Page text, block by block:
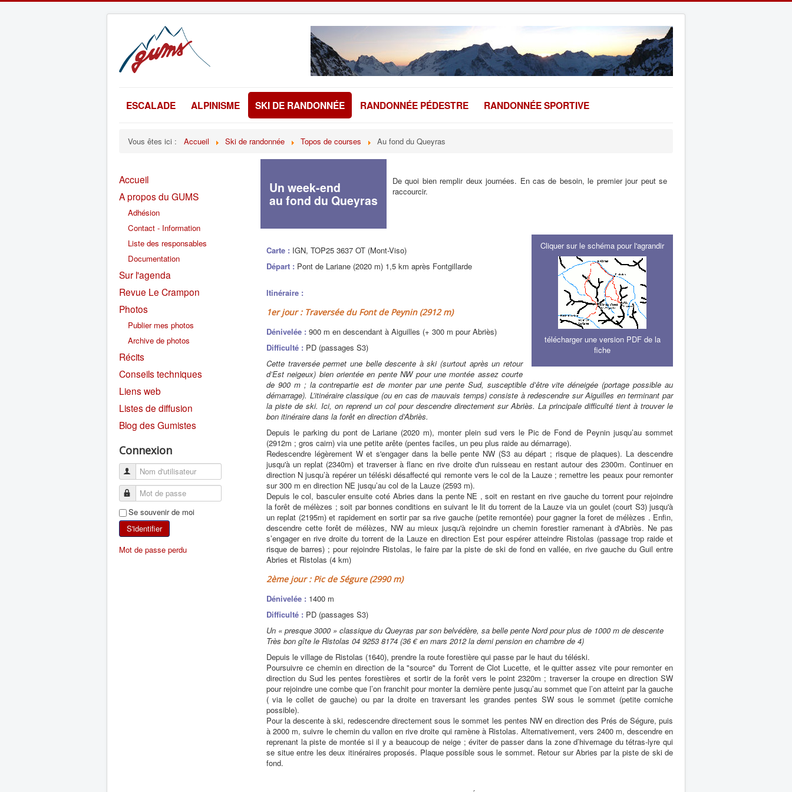
ESCALADE ALPINISME SKI DE RANDONNÉE RANDONNÉE PÉDESTRE RANDONNÉE SPORTIVE
Vous êtes ici : Accueil Ski de randonnée Topos de courses Au fond du Queyras
Accueil
A propos du GUMS
Adhésion
Contact - Information
Liste des responsables
Documentation
Sur l'agenda
Revue Le Crampon
Photos
Publier mes photos
Archive de photos
Récits
Conseils techniques
Liens web
Listes de diffusion
Blog des Gumistes
Connexion
Se souvenir de moi
S'identifier
Mot de passe perdu
Un week-end
au fond du Queyras
De quoi bien remplir deux journées. En cas de besoin, le premier jour peut se
raccourcir.
Cliquer sur le schéma pour l'agrandir
télécharger une version PDF de la
fiche
Carte : IGN, TOP25 3637 OT (Mont-Viso)
Départ : Pont de Lariane (2020 m) 1,5 km après Fontgillarde
Itinéraire :
1er jour : Traversée du Font de Peynin (2912 m)
Dénivelée : 900 m en descendant à Aiguilles (+ 300 m pour Abriès)
Difficulté : PD (passages S3)
Cette traversée permet une belle descente à ski (surtout après un retour
d’Est neigeux) bien orientée en pente NW pour une montée assez courte
de 900 m ; la contrepartie est de monter par une pente Sud, susceptible d’être vite déneigée (portage possible au
démarrage). L’itinéraire classique (ou en cas de mauvais temps) consiste à redescendre sur Aiguilles en terminant par
la piste de ski. Ici, on reprend un col pour descendre directement sur Abriès. La principale difficulté tient à trouver le
bon itinéraire dans la forêt en direction d’Abriès.
Depuis le parking du pont de Lariane (2020 m), monter plein sud vers le Pic de Fond de Peynin jusqu’au sommet
(2912m ; gros cairn) via une petite arête (pentes faciles, un peu plus raide au démarrage).
Redescendre légèrement W et s'engager dans la belle pente NW (S3 au départ ; risque de plaques). La descendre
jusqu'à un replat (2340m) et traverser à flanc en rive droite d'un ruisseau en restant autour des 2300m. Continuer en
direction N jusqu’à repérer un téléski désaffecté qui remonte vers le col de la Lauze ; remettre les peaux pour remonter
sur 300 m en direction NE jusqu’au col de la Lauze (2593 m).
Depuis le col, basculer ensuite coté Abries dans la pente NE , soit en restant en rive gauche du torrent pour rejoindre
la forêt de mélèzes ; soit par bonnes conditions en suivant le lit du torrent de la Lauze via un goulet (court S3) jusqu'à
un replat (2195m) et rapidement en sortir par sa rive gauche (petite remontée) pour gagner la foret de mélèzes . Enfin,
descendre cette forêt de mélèzes, NW au mieux jusqu'à rejoindre un chemin forestier ramenant à d'Abriès. Ne pas
s’engager en rive droite du torrent de la Lauze en direction Est pour espérer atteindre Ristolas (passage trop raide et
risque de barres) ; pour rejoindre Ristolas, le faire par la piste de ski de fond en vallée, en rive gauche du Guil entre
Abries et Ristolas (4 km)
2ème jour : Pic de Ségure (2990 m)
Dénivelée : 1400 m
Difficulté : PD (passages S3)
Un « presque 3000 » classique du Queyras par son belvédère, sa belle pente Nord pour plus de 1000 m de descente
Très bon gîte le Ristolas 04 9253 8174 (36 € en mars 2012 la demi pension en chambre de 4)
Depuis le village de Ristolas (1640), prendre la route forestière qui passe par le haut du téléski.
Poursuivre ce chemin en direction de la "source" du Torrent de Clot Lucette, et le quitter assez vite pour remonter en
direction du Sud les pentes forestières et sortir de la forêt vers le point 2320m ; traverser la croupe en direction SW
pour rejoindre une combe que l’on franchit pour monter la dernière pente jusqu’au sommet que l’on atteint par la gauche
( via le collet de gauche) ou par la droite en traversant les grandes pentes SW sous le sommet (petite corniche
possible).
Pour la descente à ski, redescendre directement sous le sommet les pentes NW en direction des Prés de Ségure, puis
à 2000 m, suivre le chemin du vallon en rive droite qui ramène à Ristolas. Alternativement, vers 2400 m, descendre en
reprenant la piste de montée si il y a beaucoup de neige ; éviter de passer dans la zone d’hivernage du tétras-lyre qui
se situe entre les deux itinéraires proposés. Plaque possible sous le sommet. Retour sur Abries par la piste de ski de
fond.